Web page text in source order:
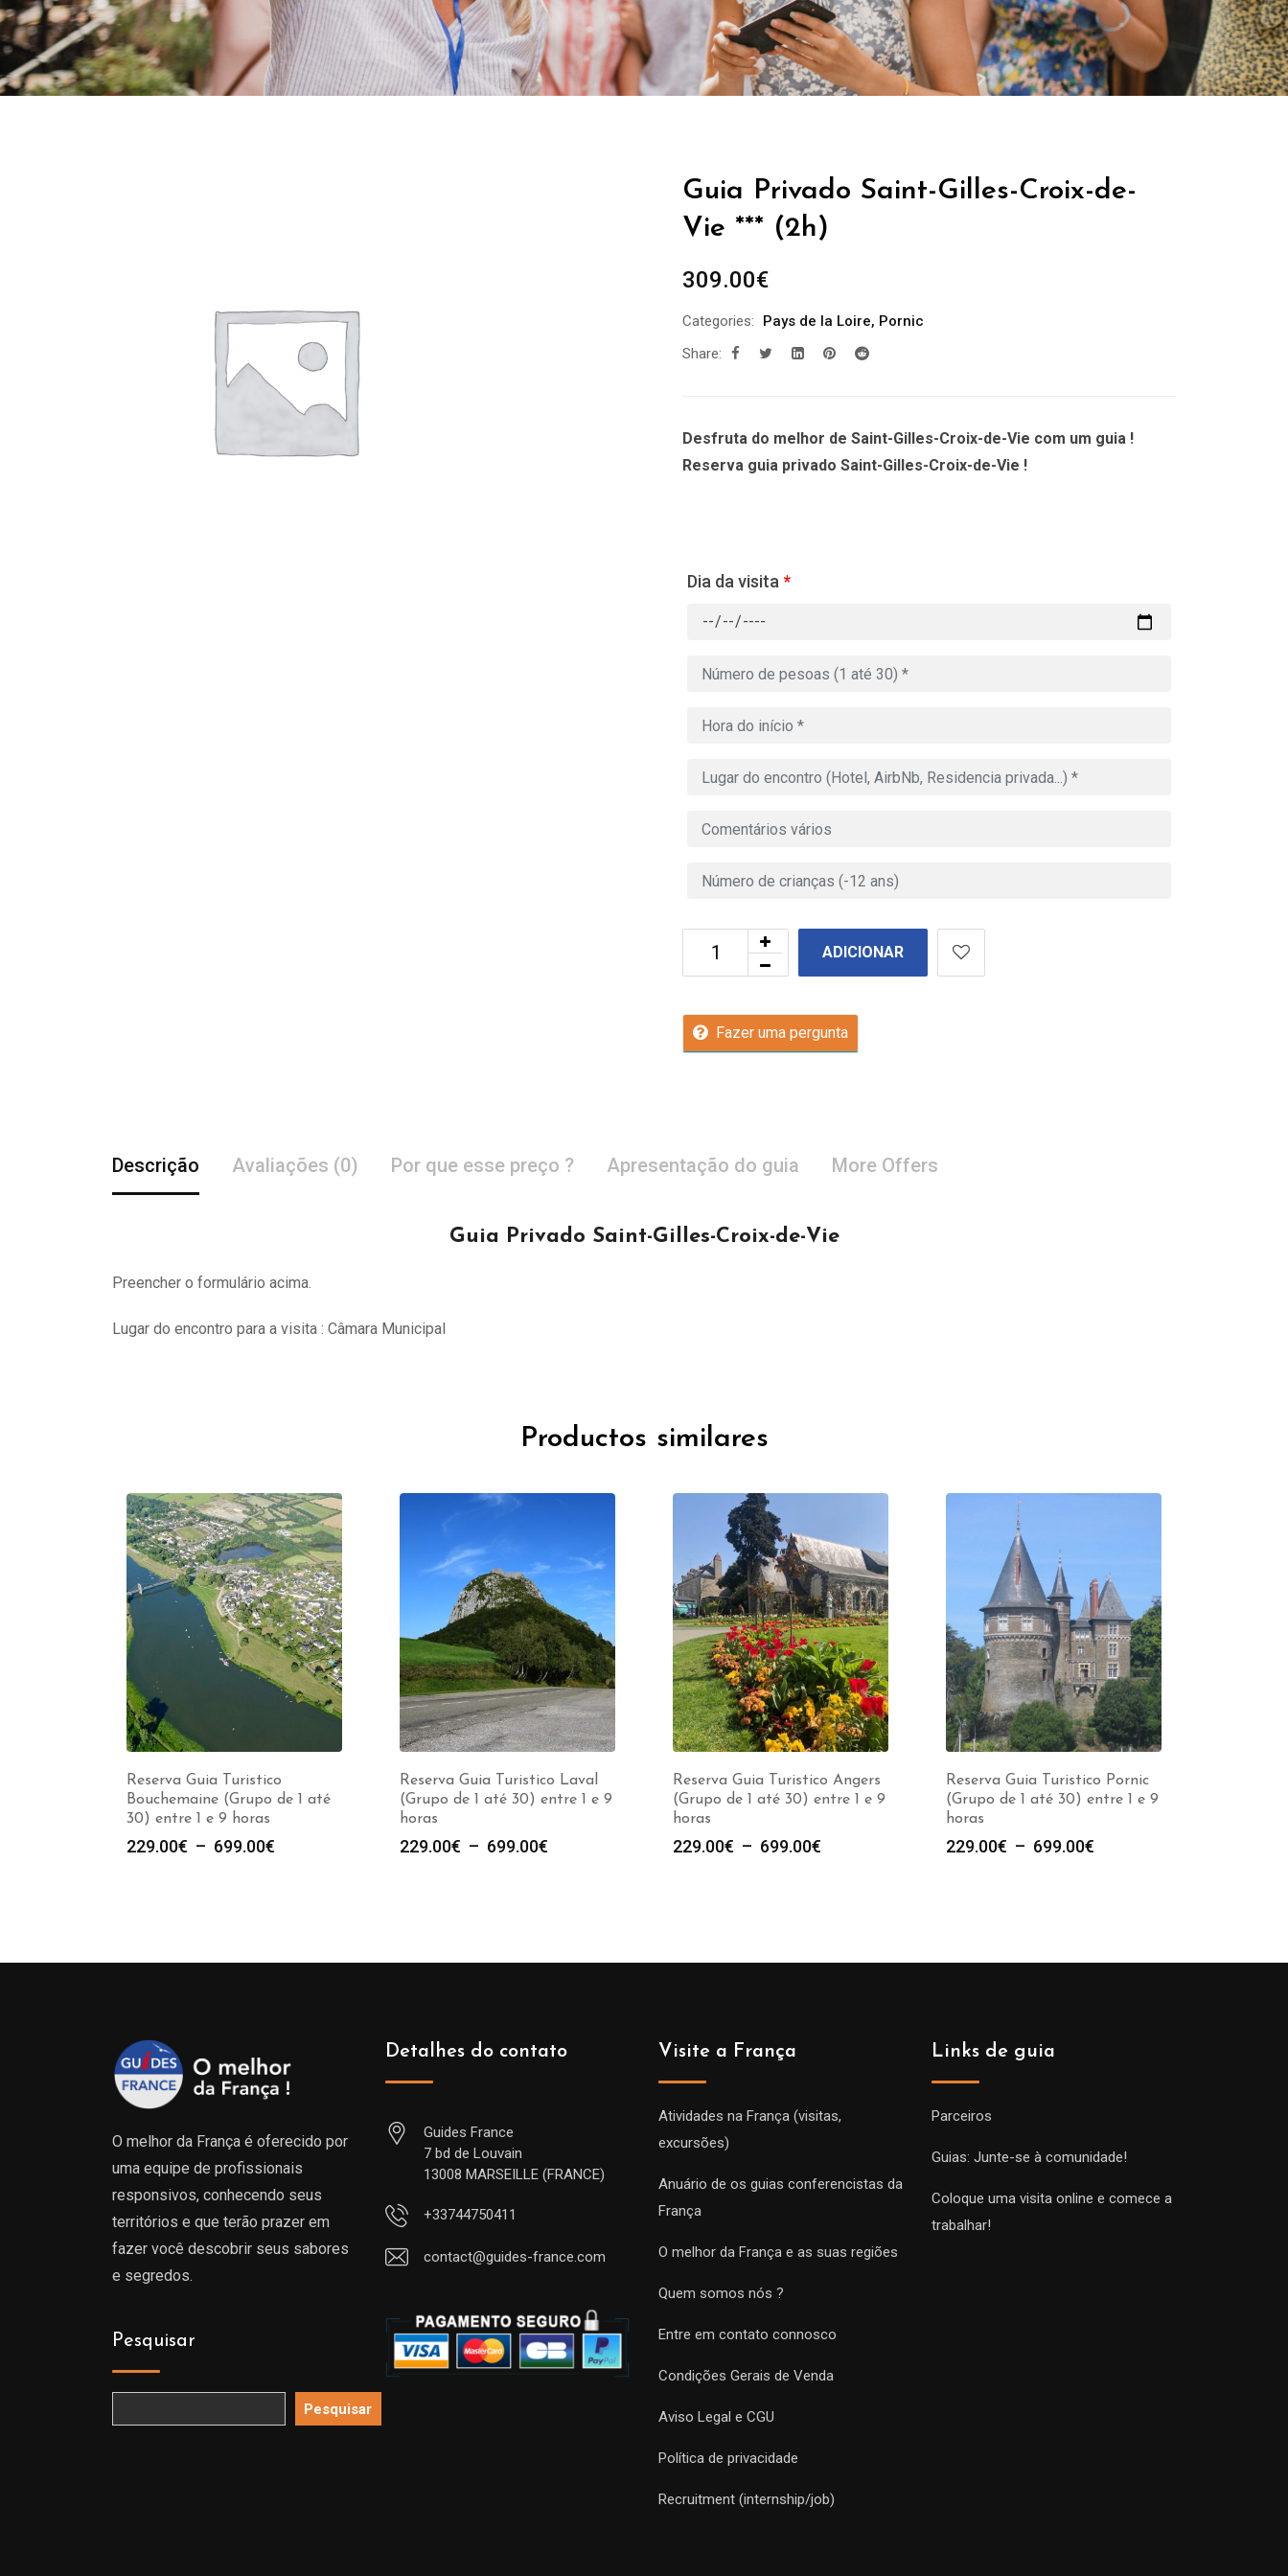
Guia Privado Saint-Gilles-Croix-de-
Vie *** (2h)
309.00€
Categories: Pays de la Loire, Pornic
Share:
Desfruta do melhor de Saint-Gilles-Croix-de-Vie com um guia !
Reserva guia privado Saint-Gilles-Croix-de-Vie !
Dia da visita *
ADICIONAR
Fazer uma pergunta
Descrição Avaliações (0) Por que esse preço ? Apresentação do guia More Offers
Guia Privado Saint-Gilles-Croix-de-Vie
Preencher o formulário acima.
Lugar do encontro para a visita : Câmara Municipal
Productos similares
Reserva Guia Turistico
Bouchemaine (Grupo de 1 até
30) entre 1 e 9 horas
229.00€ – 699.00€
Reserva Guia Turistico Laval
(Grupo de 1 até 30) entre 1 e 9
horas
229.00€ – 699.00€
Reserva Guia Turistico Angers
(Grupo de 1 até 30) entre 1 e 9
horas
229.00€ – 699.00€
Reserva Guia Turistico Pornic
(Grupo de 1 até 30) entre 1 e 9
horas
229.00€ – 699.00€
O melhor da França é oferecido por
uma equipe de profissionais
responsivos, conhecendo seus
territórios e que terão prazer em
fazer você descobrir seus sabores
e segredos.
Pesquisar
Pesquisar
Detalhes do contato
Guides France
7 bd de Louvain
13008 MARSEILLE (FRANCE)
+33744750411
contact@guides-france.com
Visite a França
Atividades na França (visitas,
excursões)
Anuário de os guias conferencistas da
França
O melhor da França e as suas regiões
Quem somos nós ?
Entre em contato connosco
Condições Gerais de Venda
Aviso Legal e CGU
Política de privacidade
Recruitment (internship/job)
Links de guia
Parceiros
Guias: Junte-se à comunidade!
Coloque uma visita online e comece a
trabalhar!